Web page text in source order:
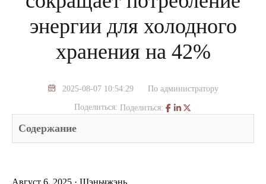
энергии для холодного
хранения на 42%
2025-08-07 10:54:29 По администратору
Поделиться: Поделиться:
Содержание
Август 6, 2025 · Шэньчжэнь